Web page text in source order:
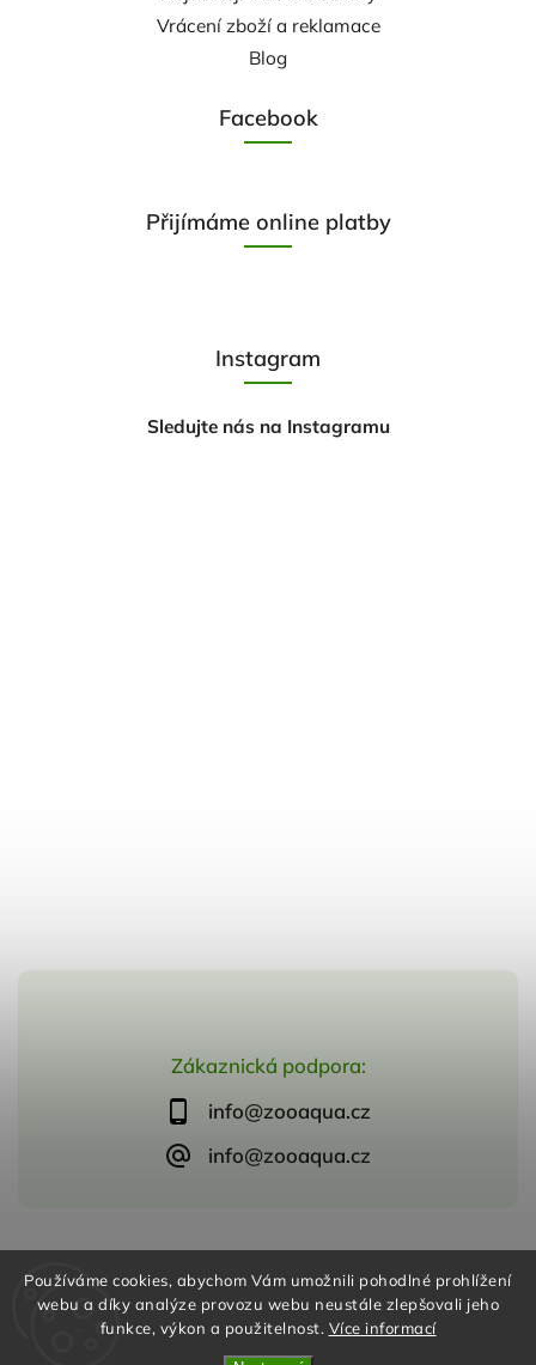
Používáme cookies, abychom Vám umožnili pohodlné prohlížení
webu a díky analýze provozu webu neustále zlepšovali jeho
funkce, výkon a použitelnost. Více informací
Zákaznická podpora:
info@zooaqua.cz
info@zooaqua.cz
Vrácení zboží a reklamace
Blog
Facebook
Přijímáme online platby
Instagram
Sledujte nás na Instagramu
VytvořilShoptet | DesignShoptak.cz